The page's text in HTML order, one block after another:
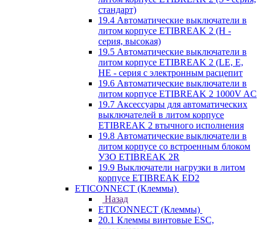
стандарт)
19.4 Автоматические выключатели в
литом корпусе ETIBREAK 2 (H -
серия, высокая)
19.5 Автоматические выключатели в
литом корпусе ETIBREAK 2 (LE, E,
HE - серия с электронным расцепит
19.6 Автоматические выключатели в
литом корпусе ETIBREAK 2 1000V AC
19.7 Аксессуары для автоматических
выключателей в литом корпусе
ETIBREAK 2 втычного исполнения
19.8 Автоматические выключатели в
литом корпусе со встроенным блоком
УЗО ETIBREAK 2R
19.9 Выключатели нагрузки в литом
корпусе ETIBREAK ED2
ETICONNECT (Клеммы)
Назад
ETICONNECT (Клеммы)
20.1 Клеммы винтовые ESC,